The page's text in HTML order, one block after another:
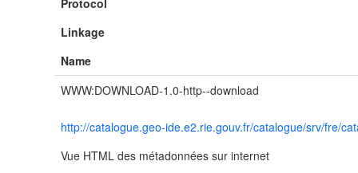
Protocol
Linkage
Name
WWW:DOWNLOAD-1.0-http--download
http://catalogue.geo-ide.e2.rie.gouv.fr/catalogue/srv/fre/
Vue HTML des métadonnées sur internet